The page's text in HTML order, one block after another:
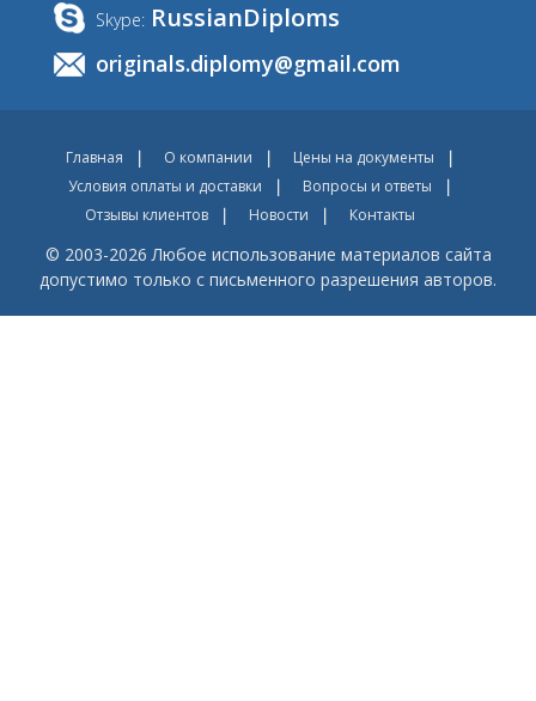
Skype: RussianDiploms
originals.diplomy@gmail.com
Главная О компании
Цены на документы
Условия оплаты и доставки
Вопросы и ответы
Отзывы клиентов
Новости Контакты
© 2003-2026 Любое использование материалов сайта
допустимо только с письменного разрешения авторов.